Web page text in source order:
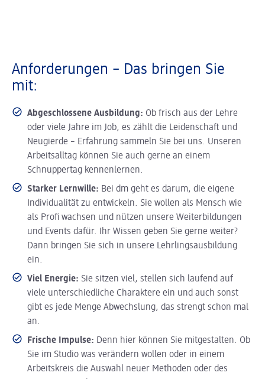
Anforderungen – Das bringen Sie
mit:
Abgeschlossene Ausbildung: Ob frisch aus der Lehre
oder viele Jahre im Job, es zählt die Leidenschaft und
Neugierde – Erfahrung sammeln Sie bei uns. Unseren
Arbeitsalltag können Sie auch gerne an einem
Schnuppertag kennenlernen.
Starker Lernwille: Bei dm geht es darum, die eigene
Individualität zu entwickeln. Sie wollen als Mensch wie
als Profi wachsen und nützen unsere Weiterbildungen
und Events dafür. Ihr Wissen geben Sie gerne weiter?
Dann bringen Sie sich in unsere Lehrlingsausbildung
ein.
Viel Energie: Sie sitzen viel, stellen sich laufend auf
viele unterschiedliche Charaktere ein und auch sonst
gibt es jede Menge Abwechslung, das strengt schon mal
an.
Frische Impulse: Denn hier können Sie mitgestalten. Ob
Sie im Studio was verändern wollen oder in einem
Arbeitskreis die Auswahl neuer Methoden oder des